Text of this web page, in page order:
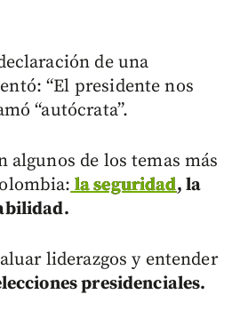
de una
“El presidente nos
“autócrata”.
de los temas más
la seguridad, la
liderazgos y entender
presidenciales.